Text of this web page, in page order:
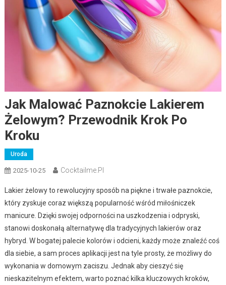
Jak Malować Paznokcie Lakierem
Żelowym? Przewodnik Krok Po
Kroku
Uroda
2025-10-25 Cocktailme.pl
Lakier żelowy to rewolucyjny sposób na piękne i trwałe paznokcie,
który zyskuje coraz większą popularność wśród miłośniczek
manicure. Dzięki swojej odporności na uszkodzenia i odpryski,
stanowi doskonałą alternatywę dla tradycyjnych lakierów oraz
hybryd. W bogatej palecie kolorów i odcieni, każdy może znaleźć coś
dla siebie, a sam proces aplikacji jest na tyle prosty, że możliwy do
wykonania w domowym zaciszu. Jednak aby cieszyć się
nieskazitelnym efektem, warto poznać kilka kluczowych kroków,